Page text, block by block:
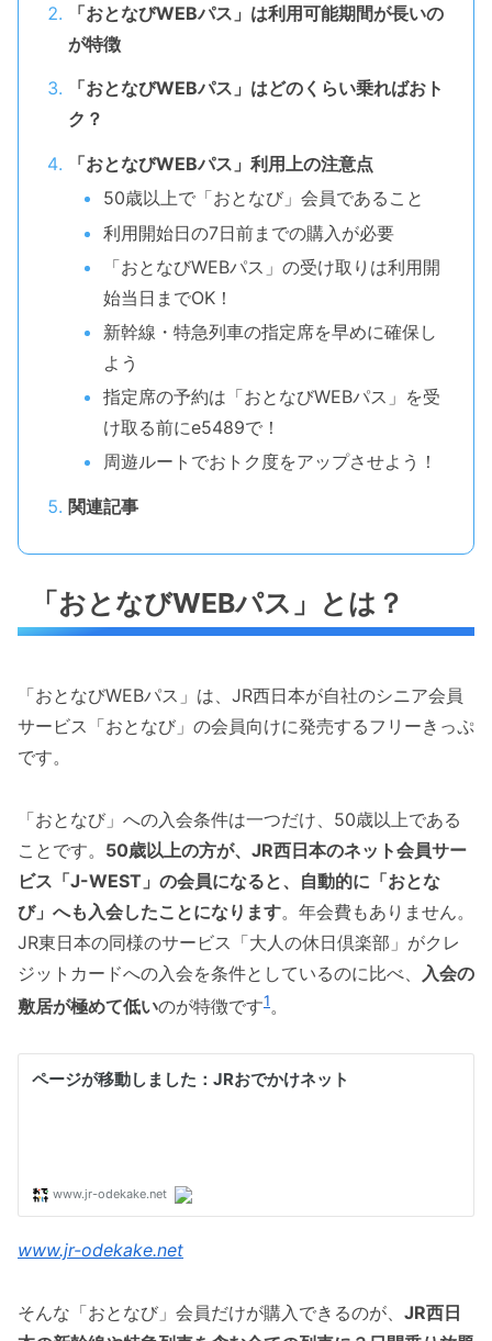
「おとなびWEBパス」は利用可能期間が長いの
が特徴
「おとなびWEBパス」はどのくらい乗ればおト
ク？
「おとなびWEBパス」利用上の注意点
50歳以上で「おとなび」会員であること
利用開始日の7日前までの購入が必要
「おとなびWEBパス」の受け取りは利用開
始当日までOK！
新幹線・特急列車の指定席を早めに確保し
よう
指定席の予約は「おとなびWEBパス」を受
け取る前にe5489で！
周遊ルートでおトク度をアップさせよう！
関連記事
「おとなびWEBパス」とは？
「おとなびWEBパス」は、JR西日本が自社のシニア会員
サービス「おとなび」の会員向けに発売するフリーきっぷ
です。
「おとなび」への入会条件は一つだけ、50歳以上である
ことです。 50歳以上の方が、JR西日本のネット会員サー
ビス「J-WEST」の会員になると、自動的に「おとな
び」へも入会したことになります。年会費もありません。
JR東日本の同様のサービス「大人の休日倶楽部」がクレ
ジットカードへの入会を条件としているのに比べ、 入会の
敷居が極めて低いのが特徴です1。
www.jr-odekake.net
そんな「おとなび」会員だけが購入できるのが、 JR西日